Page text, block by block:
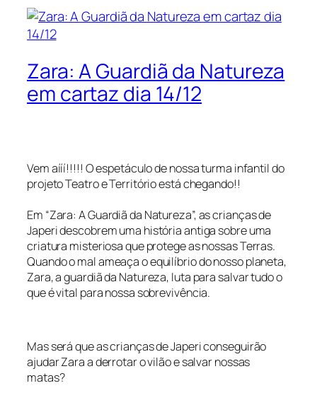
Zara: A Guardiã da Natureza
em cartaz dia 14/12
Vem aííí!!!!! O espetáculo de nossa turma infantil do
projeto Teatro e Território está chegando!!
Em “Zara: A Guardiã da Natureza”, as crianças de
Japeri descobrem uma história antiga sobre uma
criatura misteriosa que protege as nossas Terras.
Quando o mal ameaça o equilíbrio do nosso planeta,
Zara, a guardiã da Natureza, luta para salvar tudo o
que é vital para nossa sobrevivência.
Mas será que as crianças de Japeri conseguirão
ajudar Zara a derrotar o vilão e salvar nossas
matas?